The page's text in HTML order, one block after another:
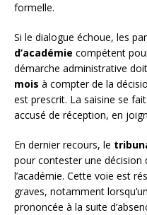
formelle.
Si le dialogue échoue, les
d’académie compétent
démarche administrative
mois à compter de la
est prescrit. La saisine se
accusé de réception, en
En dernier recours, le
pour contester une décision
l’académie. Cette voie est
graves, notamment
prononcée à la suite